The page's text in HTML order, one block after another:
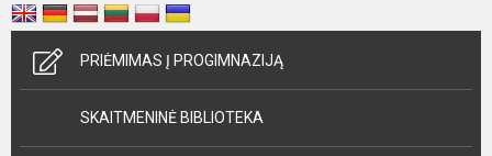
PRIĖMIMAS Į PROGIMNAZIJĄ
SKAITMENINĖ BIBLIOTEKA